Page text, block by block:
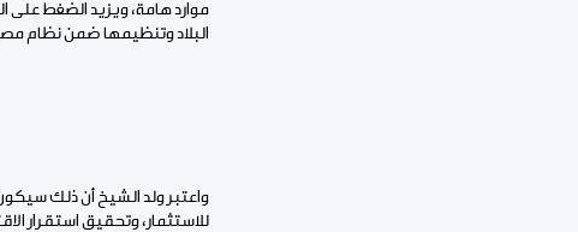
موارد هامة، ويزيد الضغط على
البلاد وتنظيمها ضمن نظام
واعتبر ولد الشيخ أن ذلك سيكون
للاستثمار، وتحقيق استقرار